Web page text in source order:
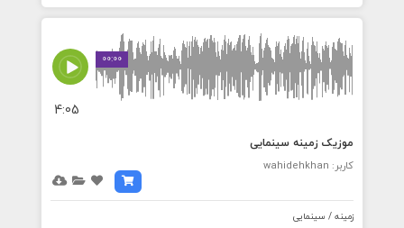
00:00
4:05
موزیک زمینه سینمایی
کاربر: wahidehkhan
زمینه / سینمایی